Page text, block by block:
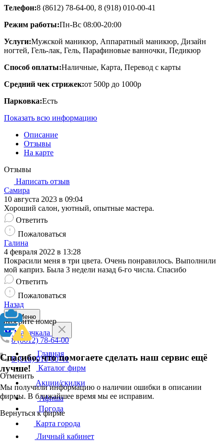
Телефон:8 (8612) 78-64-00, 8 (918) 010-00-41
Режим работы:Пн-Вс 08:00-20:00
Услуги:Мужской маникюр, Аппаратный маникюр, Дизайн
ногтей, Гель-лак, Гель, Парафиновые ванночки, Педикюр
Способ оплаты:Наличные, Карта, Перевод с карты
Средний чек стрижек:от 500р до 1000р
Парковка:Есть
Показать всю информацию
Описание
Отзывы
На карте
Отзывы
Написать отзыв
Самира
10 августа 2023 в 09:04
Хороший салон, уютный, опытные мастера.
Ответить
Пожаловаться
Галина
4 февраля 2022 в 13:28
Покрасили меня в три цвета. Очень понравилось. Выполнили
мой каприз. Была 3 недели назад 6-го числа. Спасибо
Ответить
Пожаловаться
Назад
Выберите номер
8 (8612) 78-64-00
8 (918) 010-00-41
Отменить
Спасибо, что помогаете сделать наш сервис ещё
лучше!
Мы получили информацию о наличии ошибки в описании
фирмы. В ближайшее время мы ее исправим.
Вернуться к фирме
Меню
Махачкала
Главная
Каталог фирм
Акции/скидки
Афиша
Погода
Карта города
Личный кабинет